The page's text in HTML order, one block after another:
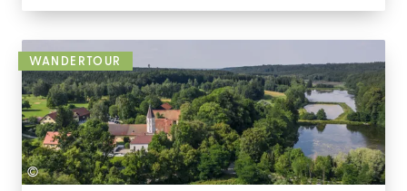
WANDERTOUR
©